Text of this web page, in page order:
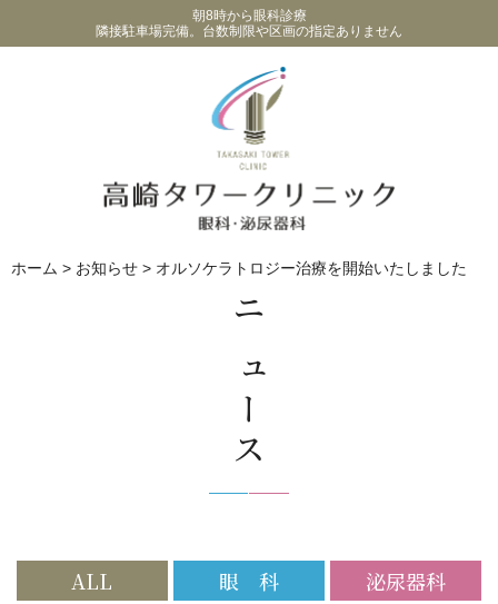
朝8時から眼科診療
隣接駐車場完備。台数制限や区画の指定ありません
ホーム > お知らせ > オルソケラトロジー治療を開始いたしました
ニュース
ALL 眼 科 泌尿器科